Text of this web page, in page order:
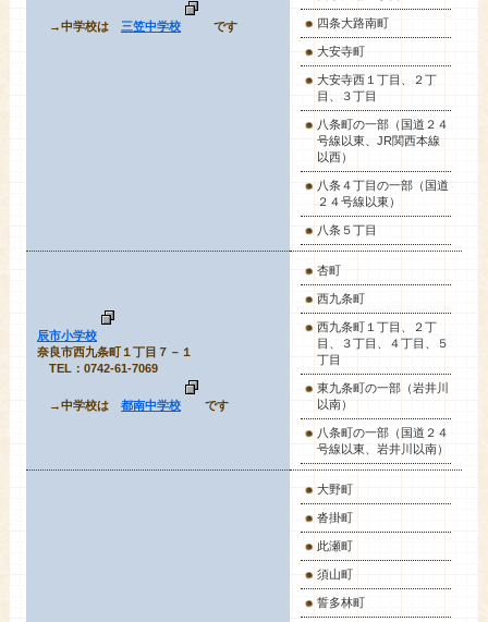
→中学校は 三笠中学校 です 四条大路南町
大安寺町
大安寺西１丁目、２丁
目、３丁目
八条町の一部（国道２４
号線以東、JR関西本線
以西）
八条４丁目の一部（国道
２４号線以東）
八条５丁目
辰市小学校
奈良市西九条町１丁目７－１
TEL：0742-61-7069
→中学校は 都南中学校 です
杏町
西九条町
西九条町１丁目、２丁
目、３丁目、４丁目、５
丁目
東九条町の一部（岩井川
以南）
八条町の一部（国道２４
号線以東、岩井川以南）
大野町
沓掛町
此瀬町
須山町
誓多林町